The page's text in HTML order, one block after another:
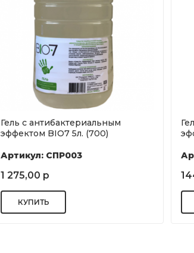
Гель с антибактериальным
эффектом BIO7 5л. (700)
Артикул: СПР003
1 275,00 р